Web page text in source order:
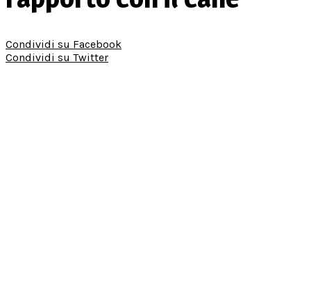
Condividi su Facebook
Condividi su Twitter